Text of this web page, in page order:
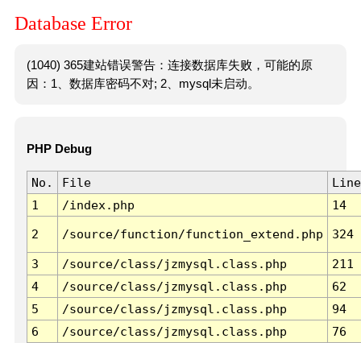
Database Error
(1040) 365建站错误警告：连接数据库失败，可能的原
因：1、数据库密码不对; 2、mysql未启动。
PHP Debug
No. File
Line
1
/index.php 14
2 /source/function/function_extend.php 324
3 /source/class/jzmysql.class.php
211
4
/source/class/jzmysql.class.php
62
5
/source/class/jzmysql.class.php
94
6
/source/class/jzmysql.class.php 76